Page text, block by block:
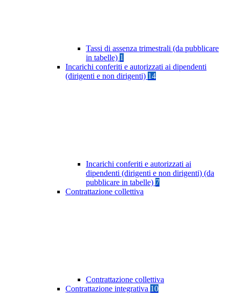
Tassi di assenza trimestrali (da pubblicare
in tabelle) 1
Incarichi conferiti e autorizzati ai dipendenti
(dirigenti e non dirigenti) 14
Incarichi conferiti e autorizzati ai
dipendenti (dirigenti e non dirigenti) (da
pubblicare in tabelle) 7
Contrattazione collettiva
Contrattazione collettiva
Contrattazione integrativa 10